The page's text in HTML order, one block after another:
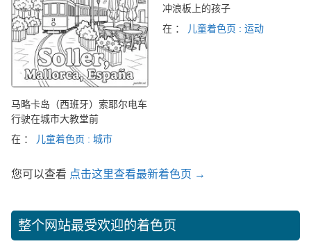
马略卡岛（西班牙）索耶尔电车
行驶在城市大教堂前
在 ：
儿童着色页 : 城市
冲浪板上的孩子
在 ：
儿童着色页 : 运动
您可以查看 点击这里查看最新着色页 →
整个网站最受欢迎的着色页